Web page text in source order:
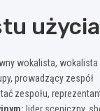
użycia
wokalista, wokalista
prowadzący zespół
zespołu,